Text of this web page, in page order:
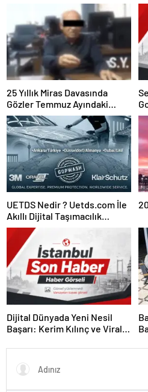
25 Yıllık Miras Davasında
Gözler Temmuz Ayındaki
Karar Duruşmasına Çevrildi
Serjoy :
UETDS Nedir ? Uetds.com İle
Akıllı Dijital Taşımacılık
Yazılımı
Dijital Dünyada Yeni Nesil
Başarı: Kerim Kılınç ve Viral